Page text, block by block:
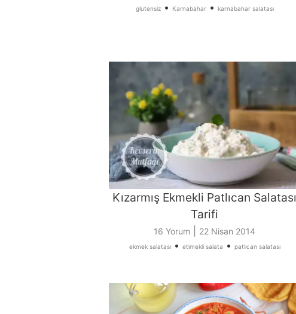
glutensiz• Karnabahar• karnabahar salatası
Kızarmış Ekmekli Patlıcan Salatası
Tarifi
16 Yorum 22 Nisan 2014
ekmek salatası• etimekli salata • patlıcan salatası